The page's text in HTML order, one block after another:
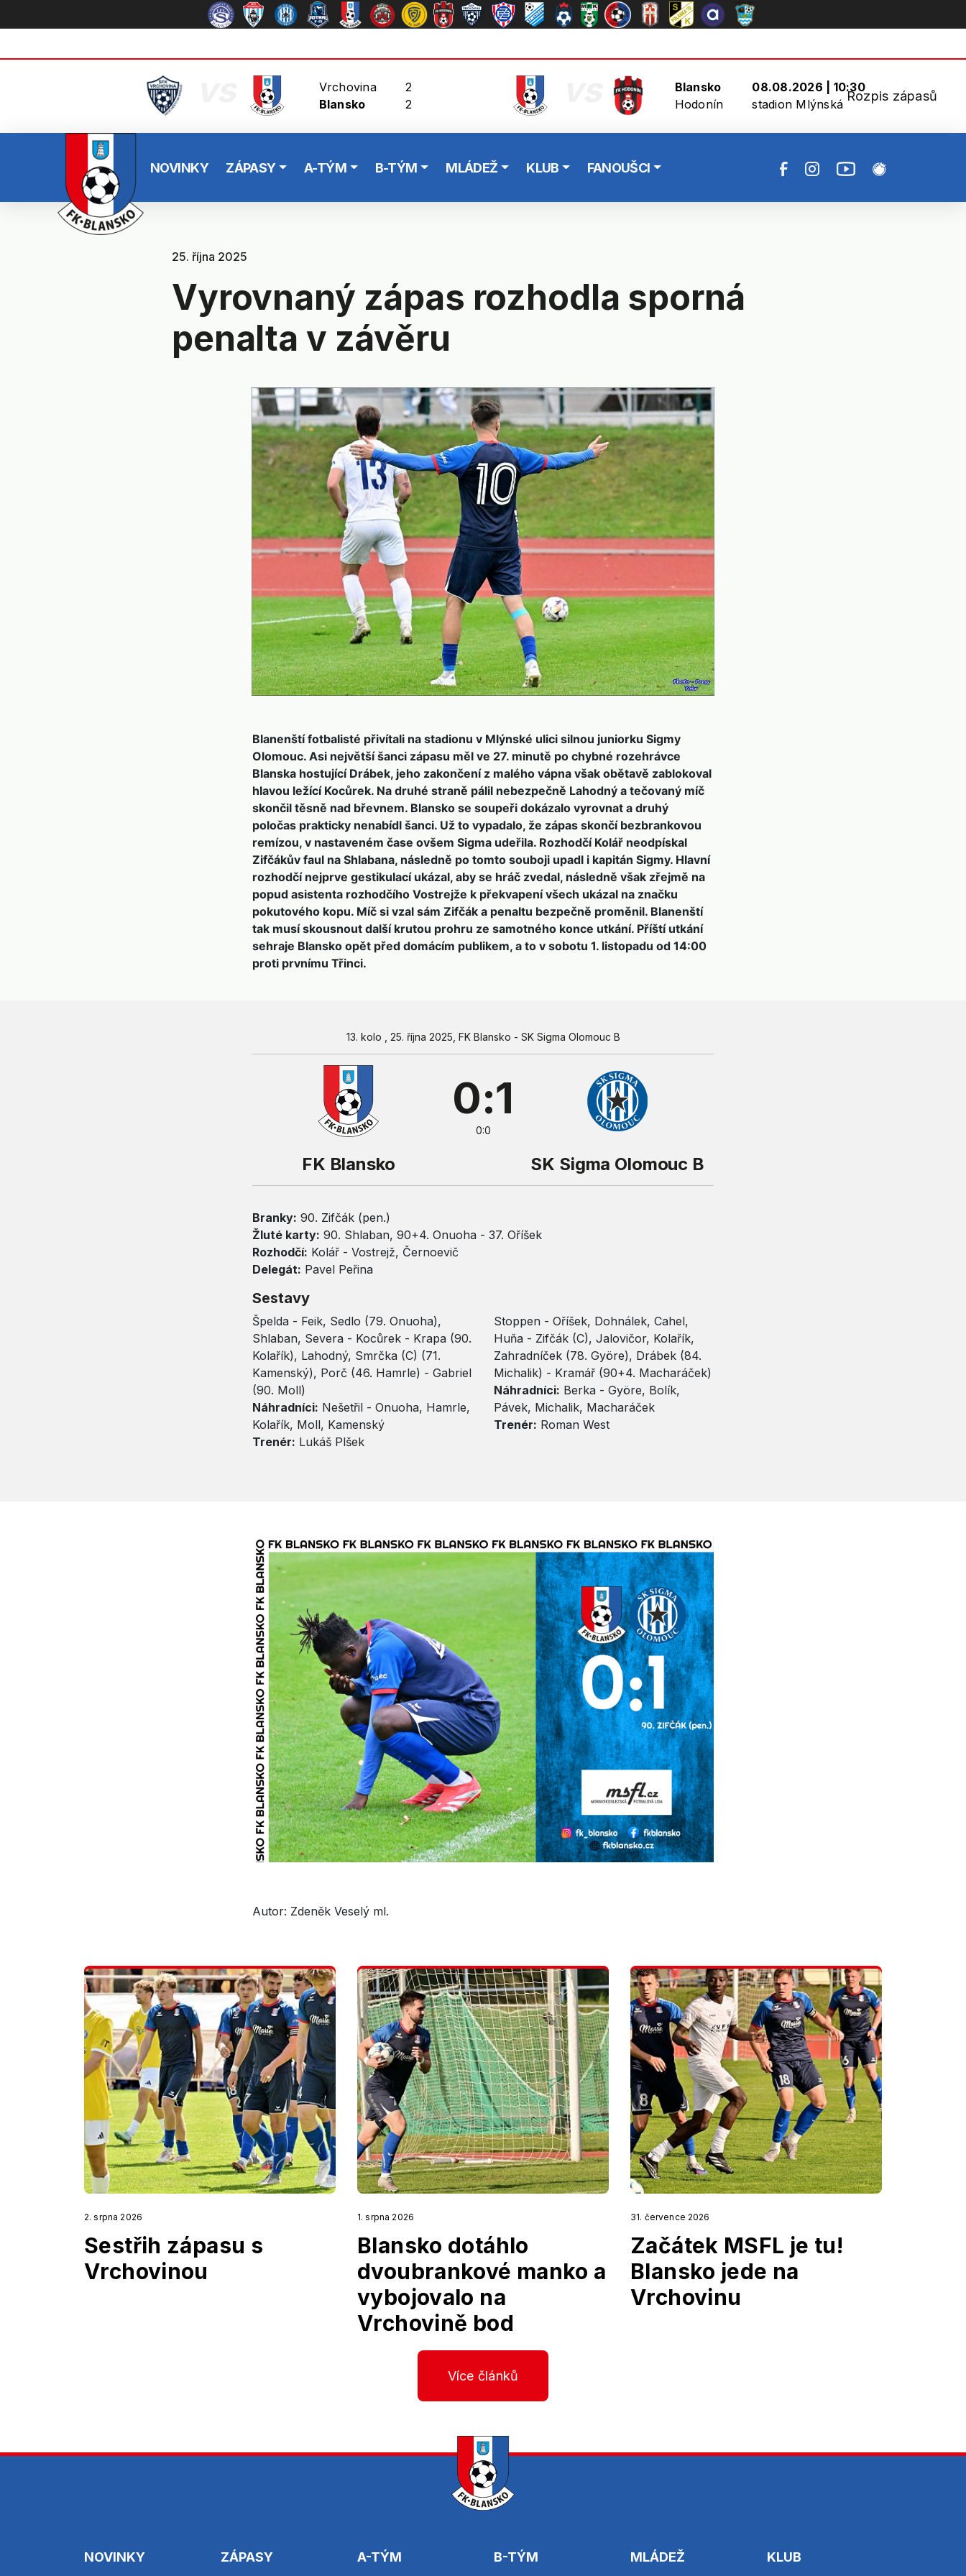
Vrchovina
Blansko
2
2
Blansko
Hodonín
08.08.2026 | 10:30
stadion Mlýnská
Rozpis zápasů
NOVINKY ZÁPASY A-TÝM B-TÝM MLÁDEŽ KLUB FANOUŠCI
25. října 2025
Vyrovnaný zápas rozhodla sporná
penalta v závěru
Blanenští fotbalisté přivítali na stadionu v Mlýnské ulici silnou juniorku Sigmy
Olomouc. Asi největší šanci zápasu měl ve 27. minutě po chybné rozehrávce
Blanska hostující Drábek, jeho zakončení z malého vápna však obětavě zablokoval
hlavou ležící Kocůrek. Na druhé straně pálil nebezpečně Lahodný a tečovaný míč
skončil těsně nad břevnem. Blansko se soupeři dokázalo vyrovnat a druhý
poločas prakticky nenabídl šanci. Už to vypadalo, že zápas skončí bezbrankovou
remízou, v nastaveném čase ovšem Sigma udeřila. Rozhodčí Kolář neodpískal
Zifčákův faul na Shlabana, následně po tomto souboji upadl i kapitán Sigmy. Hlavní
rozhodčí nejprve gestikulací ukázal, aby se hráč zvedal, následně však zřejmě na
popud asistenta rozhodčího Vostrejže k překvapení všech ukázal na značku
pokutového kopu. Míč si vzal sám Zifčák a penaltu bezpečně proměnil. Blanenští
tak musí skousnout další krutou prohru ze samotného konce utkání. Příští utkání
sehraje Blansko opět před domácím publikem, a to v sobotu 1. listopadu od 14:00
proti prvnímu Třinci.
13. kolo , 25. října 2025, FK Blansko - SK Sigma Olomouc B
FK Blansko
0:1
0:0
SK Sigma Olomouc B
Branky: 90. Zifčák (pen.)
Žluté karty: 90. Shlaban, 90+4. Onuoha - 37. Oříšek
Rozhodčí: Kolář - Vostrejž, Černoevič
Delegát: Pavel Peřina
Sestavy
Špelda - Feik, Sedlo (79. Onuoha),
Shlaban, Severa - Kocůrek - Krapa (90.
Kolařík), Lahodný, Smrčka (C) (71.
Kamenský), Porč (46. Hamrle) - Gabriel
(90. Moll)
Náhradníci: Nešetřil - Onuoha, Hamrle,
Kolařík, Moll, Kamenský
Trenér: Lukáš Plšek
Stoppen - Oříšek, Dohnálek, Cahel,
Huňa - Zifčák (C), Jalovičor, Kolařík,
Zahradníček (78. Györe), Drábek (84.
Michalik) - Kramář (90+4. Macharáček)
Náhradníci: Berka - Györe, Bolík,
Pávek, Michalik, Macharáček
Trenér: Roman West
Autor: Zdeněk Veselý ml.
2. srpna 2026
Sestřih zápasu s
Vrchovinou
1. srpna 2026
Blansko dotáhlo
dvoubrankové manko a
vybojovalo na
Vrchovině bod
31. července 2026
Začátek MSFL je tu!
Blansko jede na
Vrchovinu
Více článků
NOVINKY ZÁPASY A-TÝM B-TÝM MLÁDEŽ KLUB